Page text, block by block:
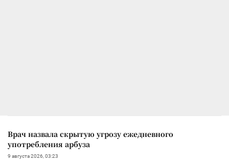
Врач назвала скрытую угрозу ежедневного
употребления арбуза
9 августа 2026, 03:23